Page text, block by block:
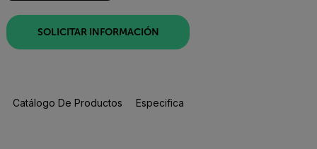
SOLICITAR INFORMACIÓN
Catálogo De Productos Especificaciones